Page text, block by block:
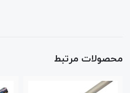
محصولات مرتبط